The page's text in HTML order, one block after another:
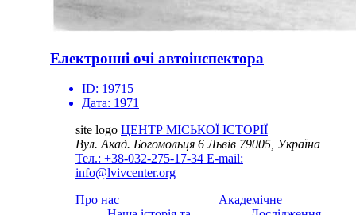
Електронні очі автоінспектора
ID: 19715
Дата: 1971
site logo ЦЕНТР МІСЬКОЇ ІСТОРІЇ
Вул. Акад. Богомольця 6Львів 79005, Україна
Тел.: +38-032-275-17-34 E-mail:
info@lvivcenter.org
Про нас
Академічне